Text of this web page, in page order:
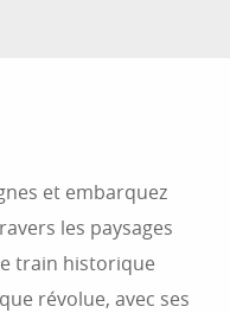
et embarquez
les paysages
train historique
révolue, avec ses